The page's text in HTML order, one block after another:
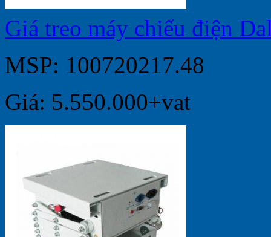
Giá treo máy chiếu điện
MSP: 100720217.48
Giá: 5.550.000+vat